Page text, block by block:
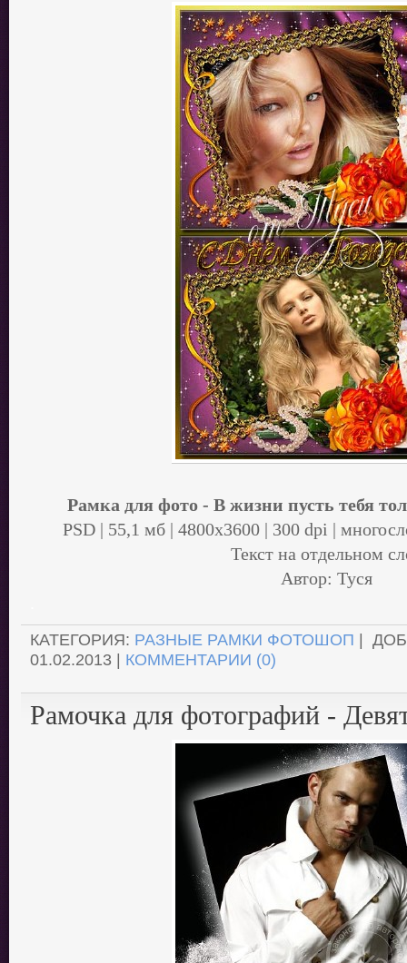
Рамка для фото - В жизни пусть тебя
PSD | 55,1 мб | 4800х3600 | 300 dpi |
Текст на отдельном
Автор: Туся
КАТЕГОРИЯ: РАЗНЫЕ РАМКИ ФОТОШОП |
01.02.2013 | КОММЕНТАРИИ (0)
Рамочка для фотографий -